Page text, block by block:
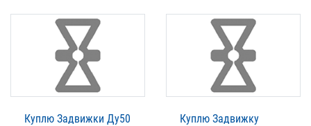
Куплю Задвижки Ду50
Куплю Задвижку